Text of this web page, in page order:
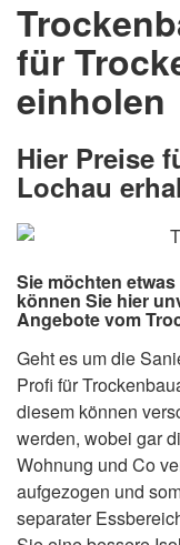
für
einholen
Hier Preise
Lochau
Sie möchten
können Sie hier
Angebote vom
Geht es um die
Profi für
diesem können
werden, wobei gar
Wohnung und Co
aufgezogen und
separater